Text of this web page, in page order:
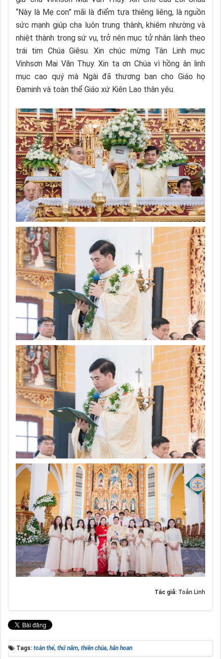
“Này là Mẹ con” mãi là điểm tựa thiêng liêng, là nguồn
sức mạnh giúp cha luôn trung thành, khiêm nhường và
nhiệt thành trong sứ vụ, trở nên mục tử nhân lành theo
trái tim Chúa Giêsu. Xin chúc mừng Tân Linh mục
Vinhsơn Mai Văn Thụy. Xin tạ ơn Chúa vì hồng ân linh
mục cao quý mà Ngài đã thương ban cho Giáo họ
Đaminh và toàn thể Giáo xứ Kiên Lao thân yêu.
Tác giả: Toản Linh
Tags: toàn thể, thứ năm, thiên chúa, hân hoan